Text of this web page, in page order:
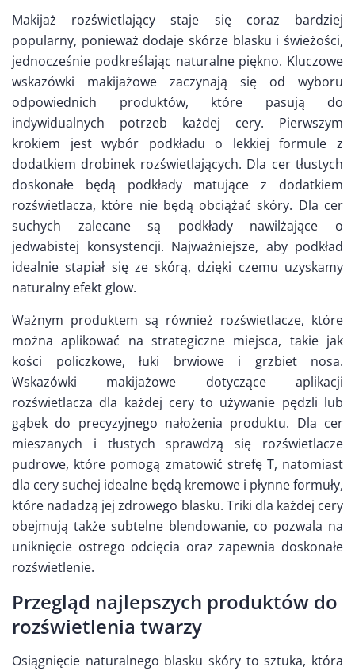
Makijaż rozświetlający staje się coraz bardziej
popularny, ponieważ dodaje skórze blasku i świeżości,
jednocześnie podkreślając naturalne piękno. Kluczowe
wskazówki makijażowe zaczynają się od wyboru
odpowiednich produktów, które pasują do
indywidualnych potrzeb każdej cery. Pierwszym
krokiem jest wybór podkładu o lekkiej formule z
dodatkiem drobinek rozświetlających. Dla cer tłustych
doskonałe będą podkłady matujące z dodatkiem
rozświetlacza, które nie będą obciążać skóry. Dla cer
suchych zalecane są podkłady nawilżające o
jedwabistej konsystencji. Najważniejsze, aby podkład
idealnie stapiał się ze skórą, dzięki czemu uzyskamy
naturalny efekt glow.
Ważnym produktem są również rozświetlacze, które
można aplikować na strategiczne miejsca, takie jak
kości policzkowe, łuki brwiowe i grzbiet nosa.
Wskazówki makijażowe dotyczące aplikacji
rozświetlacza dla każdej cery to używanie pędzli lub
gąbek do precyzyjnego nałożenia produktu. Dla cer
mieszanych i tłustych sprawdzą się rozświetlacze
pudrowe, które pomogą zmatowić strefę T, natomiast
dla cery suchej idealne będą kremowe i płynne formuły,
które nadadzą jej zdrowego blasku. Triki dla każdej cery
obejmują także subtelne blendowanie, co pozwala na
uniknięcie ostrego odcięcia oraz zapewnia doskonałe
rozświetlenie.
Przegląd najlepszych produktów do
rozświetlenia twarzy
Osiągnięcie naturalnego blasku skóry to sztuka, która